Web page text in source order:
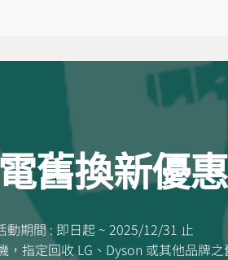
舊換新優
動期間 : 即日起 ~ 2025/12/31 止
指定回收 LG、Dyson 或其他品牌